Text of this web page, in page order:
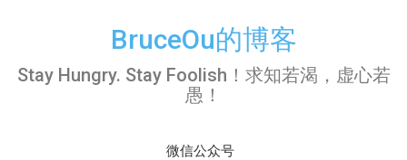
BruceOu的博客
Stay Hungry. Stay Foolish！求知若渴，虚心若
愚！
微信公众号